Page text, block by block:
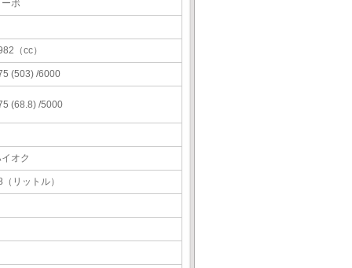
ボ
（cc）
(503) /6000
(68.8) /5000
オク
（リットル）